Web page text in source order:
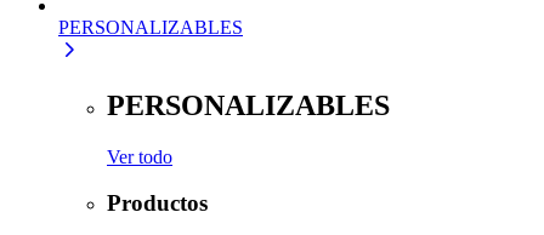
PERSONALIZABLES
PERSONALIZABLES
Ver todo
Productos